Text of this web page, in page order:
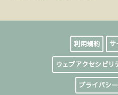
利用規約 サ
ウェブアクセシビリ
プライバシ